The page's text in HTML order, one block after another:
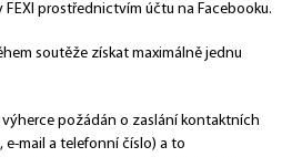
prostřednictvím účtu na Facebooku.
soutěže získat maximálně jednu
požádán o zaslání kontaktních
e-mail a telefonní číslo) a to